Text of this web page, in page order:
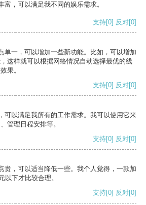
富，可以满足我不同的娱乐需求。
支持[0] 反对[0]
单一，可以增加一些新功能。比如，可以增加
这样就可以根据网络情况自动选择最优的线
果。
支持[0] 反对[0]
可以满足我所有的工作需求。我可以使用它来
管理日程安排等。
支持[0] 反对[0]
贵，可以适当降低一些。我个人觉得，一款加
以下才比较合理。
支持[0] 反对[0]